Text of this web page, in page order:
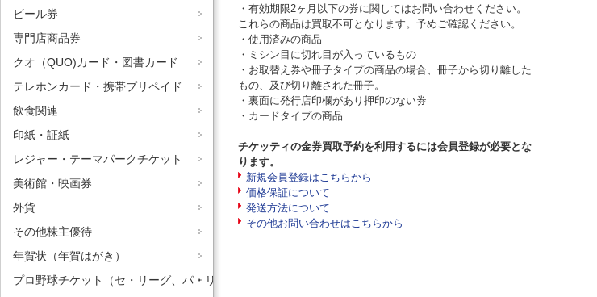
ビール券
専門店商品券
クオ（QUO)カード・図書カード
テレホンカード・携帯プリペイド
飲食関連
印紙・証紙
レジャー・テーマパークチケット
美術館・映画券
外貨
その他株主優待
年賀状（年賀はがき）
プロ野球チケット（セ・リーグ、パ・リーグ）
・有効期限2ヶ月以下の券に関してはお問い合わせください。
これらの商品は買取不可となります。予めご確認ください。
・使用済みの商品
・ミシン目に切れ目が入っているもの
・お取替え券や冊子タイプの商品の場合、冊子から切り離した
もの、及び切り離された冊子。
・裏面に発行店印欄があり押印のない券
・カードタイプの商品
チケッティの金券買取予約を利用するには会員登録が必要とな
ります。
新規会員登録はこちらから
価格保証について
発送方法について
その他お問い合わせはこちらから